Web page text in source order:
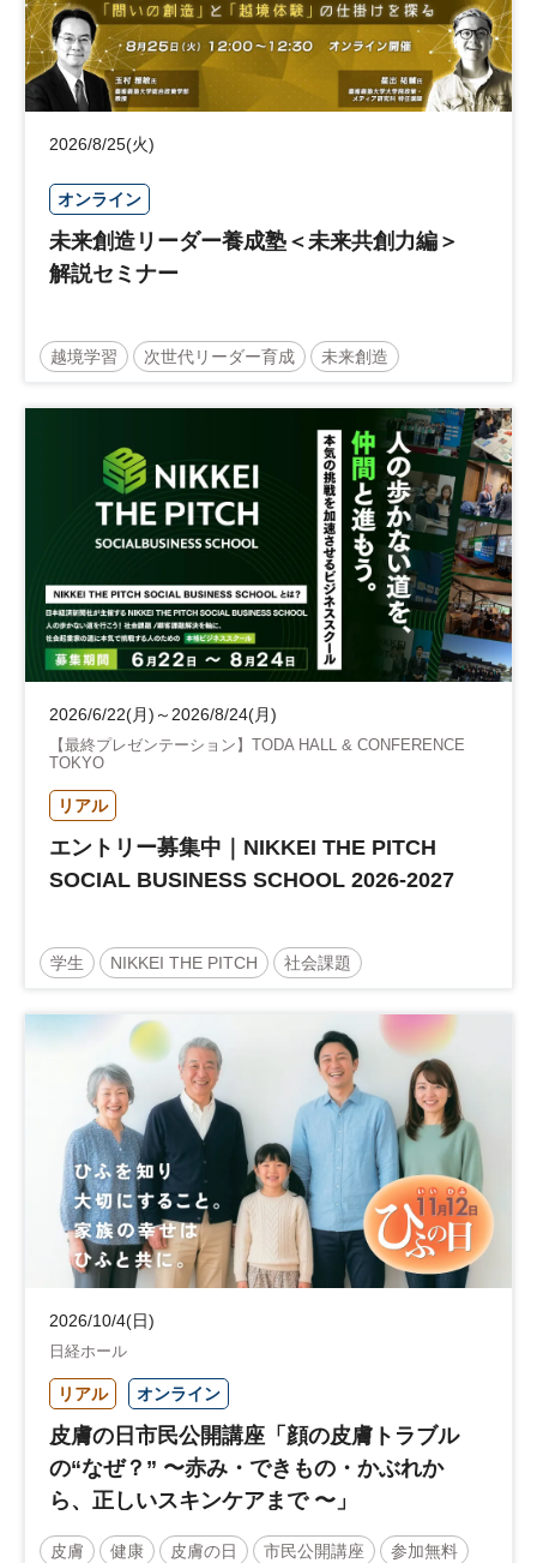
2026/8/25(火)
オンライン
未来創造リーダー養成塾＜未来共創力編＞
解説セミナー
越境学習 次世代リーダー育成 未来創造
リーダーシップ 新規事業 参加無料
日経オンラインセミナー
2026/6/22(月)～2026/8/24(月)
【最終プレゼンテーション】TODA HALL & CONFERENCE
TOKYO
リアル
エントリー募集中｜NIKKEI THE PITCH
SOCIAL BUSINESS SCHOOL 2026-2027
学生 NIKKEI THE PITCH 社会課題
サステナビリティ 参加無料
2026/10/4(日)
日経ホール
リアル オンライン
皮膚の日市民公開講座「顔の皮膚トラブル
の“なぜ？” 〜赤み・できもの・かぶれか
ら、正しいスキンケアまで 〜」
皮膚 健康 皮膚の日 市民公開講座 参加無料